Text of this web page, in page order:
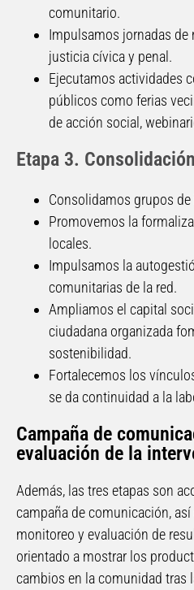
comunitario.
Impulsamos jornadas
justicia cívica y penal.
Ejecutamos actividades
públicos como ferias
de acción social,
Etapa 3.
Consolidamos grupos de
Promovemos la
locales.
Impulsamos la
comunitarias de la red.
Ampliamos el capital
ciudadana organizada
sostenibilidad.
Fortalecemos los
se da continuidad a la
Campaña de
evaluación de la
Además, las tres etapas son
campaña de comunicación,
monitoreo y evaluación de
orientado a mostrar los
cambios en la comunidad tras